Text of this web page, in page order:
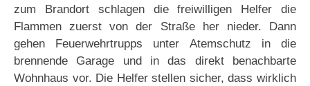
zum Brandort schlagen die freiwilligen Helfer die
Flammen zuerst von der Straße her nieder. Dann
gehen Feuerwehrtrupps unter Atemschutz in die
brennende Garage und in das direkt benachbarte
Wohnhaus vor. Die Helfer stellen sicher, dass wirklich